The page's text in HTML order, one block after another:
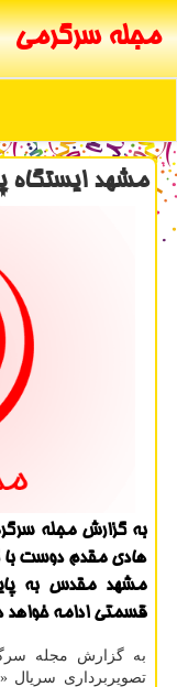
مجله سرگرمی
مشهد ایستگاه
به گزارش مجله
قسمتی ادامه
به گزارش مجله
تصویربرداری سریال